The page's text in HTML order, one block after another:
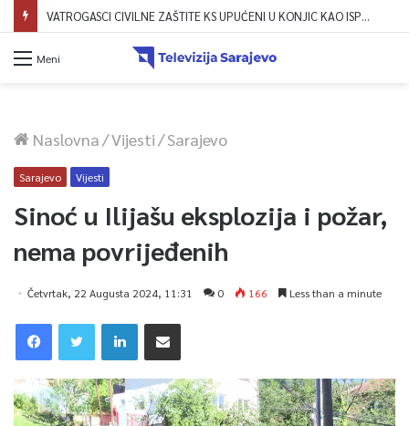
VATROGASCI CIVILNE ZAŠTITE KS UPUĆENI U KONJIC KAO ISPOMOĆ U GAŠENJU POŽARA
Meni
Naslovna/Vijesti/Sarajevo
Sarajevo Vijesti
Sinoć u Ilijašu eksplozija i požar,
nema povrijeđenih
Četvrtak, 22 Augusta 2024, 11:31 0 166 Less than a minute